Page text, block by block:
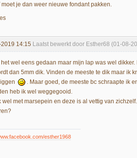
moet je dan weer nieuwe fondant pakken.
14:15 Laatst bewerkt door Esther68 (01-08-
het wel eens gedaan maar mijn lap was wel
dan 5mm dik. Vinden de meeste te dik maar ik
. Maar goed, de meeste bc schraapte ik
heb ik wel weggegooid.
wel met marsepein en deze is al vettig van
esther1968